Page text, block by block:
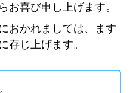
お喜び申し上げます。
おかれましては、ます
存じ上げます。